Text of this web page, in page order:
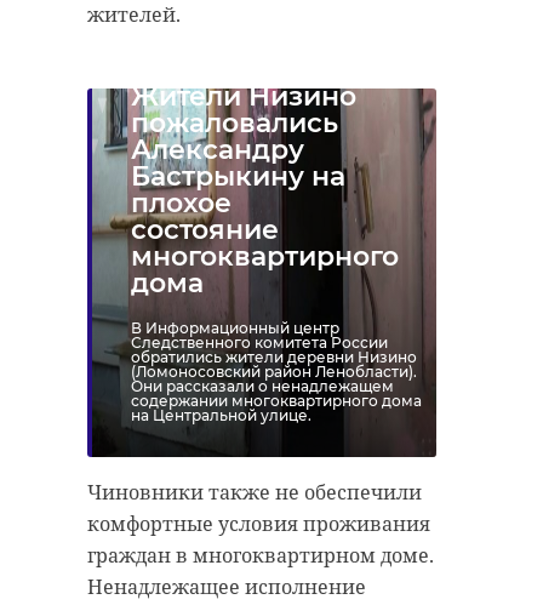
жителей.
Жители Низино
пожаловались
Александру
Бастрыкину на
плохое
состояние
многоквартирного
дома
В Информационный центр
Следственного комитета России
обратились жители деревни Низино
(Ломоносовский район Ленобласти).
Они рассказали о ненадлежащем
содержании многоквартирного дома
на Центральной улице.
Чиновники также не обеспечили
комфортные условия проживания
граждан в многоквартирном доме.
Ненадлежащее исполнение